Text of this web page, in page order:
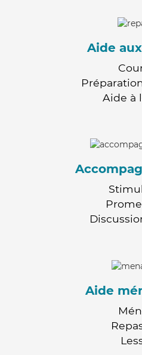
Aide
Aide à
Aide